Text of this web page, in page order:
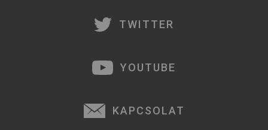
TWITTER
YOUTUBE
KAPCSOLAT